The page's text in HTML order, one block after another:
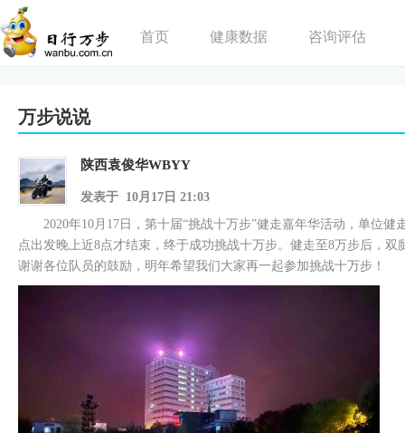
首页 健康数据 咨询评估
万步说说
陕西袁俊华WBYY
发表于 10月17日 21:03
2020年10月17日，第十届“挑战十万步”健走嘉年华活动，单位
点出发晚上近8点才结束，终于成功挑战十万步。健走至8万步后，
谢谢各位队员的鼓励，明年希望我们大家再一起参加挑战十万步！